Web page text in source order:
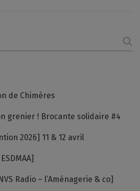
de Chimères
grenier ! Brocante solidaire #4
2026] 11 & 12 avril
Radio – l’Aménagerie & co]